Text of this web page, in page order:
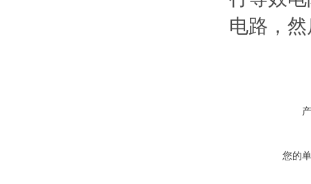
电路，
您的